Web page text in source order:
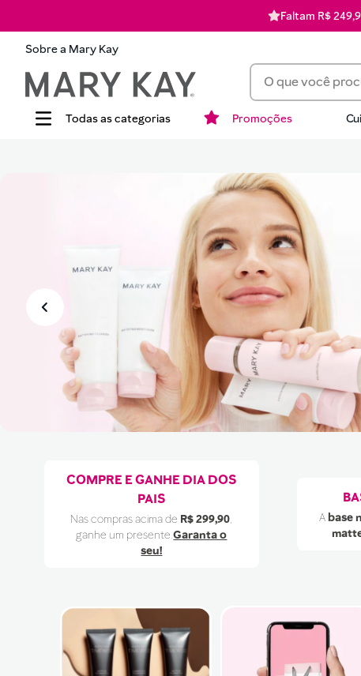
Faltam R$
Sobre a Mary Kay
O que você
Promoções
COMPRE E GANHE DIA DOS
PAIS
Nas compras acima de R$ 299,90,
ganhe um presente.Garanta o
seu!
Abase
Termos mais
2 corretivo
timewise
perfume
5 blush
6 pó
hidratante
8 mascara cilios
9
protetor solar